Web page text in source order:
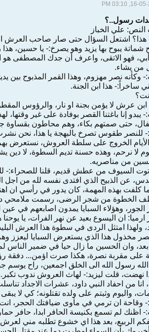
16-05-2016,
رسول..؟
علي الخباز
هذا؟ اشتعل السؤال حتى صار صاحب العرش
شماتة يبوح بها يزيد وهو يصرخ:- يا حسين،
فهو الاتقى، واعرف أن جدك المصطفى هو
من يشاء.
وكأنه نصر مهزوم، وهذا القمر المذبوح بين
ساخراً:- هذا ابن الجنة.
ابن عرش لا يؤمن بجنة او نار، والرؤوس
يبدو إنا باغتنا القصر بوفادة على غير وقتها،
حتى صمتهم بكاء، وهم محاطون بقساوة
للنصر طقوس تصرخ بالبهجة يا هذا، نحن
الخروج على سلطة العروش، نستعرض
قوم لا نرحم، وهذه حسنة تديم السطوة، لا دين
من مناصريه.
السيوف من عطش قديم، قلنا للصحراء:- لك
عن الذبيح الذي افتدى نفسه لله من اجل
كلفت بهذه المهمة، كان يدور في رأسي ان
الخطوة من شجر الرضى، رسمت ملامحي دهشة
الجور، وهؤلاء السبايا يمدون اصابعهم في عين
ان اليسوع بعيد عن نهر الفرات، يا
ولهذا امتثل الردى في سطوة هذا العرش
مخذول هذا الذي يستعرض السبايا ليعزز
بعد، وان الحسين ما زال حيا في ضمير الناس
على مقربة نصرة، هكذا صرت اؤمن... دفقة
رسول الله الى الخلق اجمعين، راح يوسم
نهضت، قلت ليزيد:- لهاث العروش ندوب
انا من احفاد النبي داود، عشرات الاجداد
واليوم وثبتم على ولده تقتلونه؛ كي لا
وقاحة ان ترمي في مأوى ضيافتك الحجر،
اظنك لم تسمع بكنيسة الحافر ابدا، حافر
الربيع، بعد هذا اي خشوع تطلبه مني